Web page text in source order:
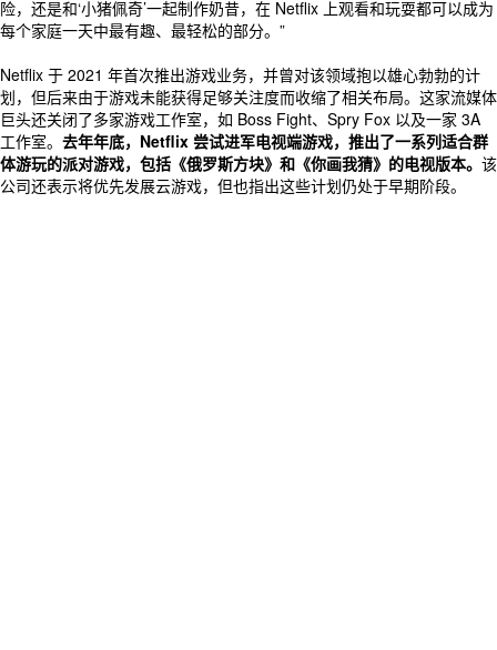
险，还是和‘小猪佩奇’一起制作奶昔，在 Netflix 上观看和玩耍都可以成为
每个家庭一天中最有趣、最轻松的部分。”
Netflix 于 2021 年首次推出游戏业务，并曾对该领域抱以雄心勃勃的计
划，但后来由于游戏未能获得足够关注度而收缩了相关布局。这家流媒体
巨头还关闭了多家游戏工作室，如 Boss Fight、Spry Fox 以及一家 3A
工作室。 去年年底，Netflix 尝试进军电视端游戏，推出了一系列适合群
体游玩的派对游戏，包括《俄罗斯方块》和《你画我猜》的电视版本。 该
公司还表示将优先发展云游戏，但也指出这些计划仍处于早期阶段。